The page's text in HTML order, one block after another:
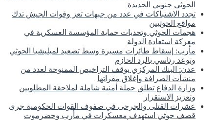
الحوثي جنوبي الحديدة
تجدد الاشتباكات في عدد من جبهات تعز وقوات الجيش تدك
مواقع الحوثيين
هجمات الحوثي وتحديات حماية المؤسسة العسكرية في
معركة استعادة الدولة
مأرب: إسقاط طائرات مسيرة وسط تصعيد لميليشيا الحوثي
وتوعد رئاسي بالرد الحازم
عدن: البنك المركزي يوقف التراخيص الممنوحة لعدد من
منشآت الصرافة وإغلاق مقراتها
وزارة الدفاع تطلق حملة أمنية شاملة لملاحقة المطلوبين
وتعزيز الاستقرار
عشرات القتلى والجرحى في صفوف القوات الحكومية جرى
قصف حوثي استهدف معسكرات في مأرب وحضرموت